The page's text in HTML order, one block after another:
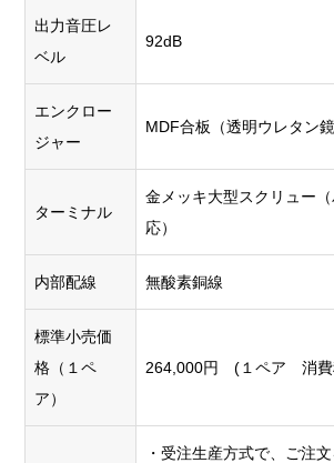
出力音圧レ
ベル
92dB
エンクロー
ジャー
MDF合板（透明ウレタン
ターミナル
金メッキ大型スクリュー
応）
内部配線 無酸素銅線
標準小売価
格（１ペ
ア）
264,000円 (１ペア 消費
・受注生産方式で、ご注